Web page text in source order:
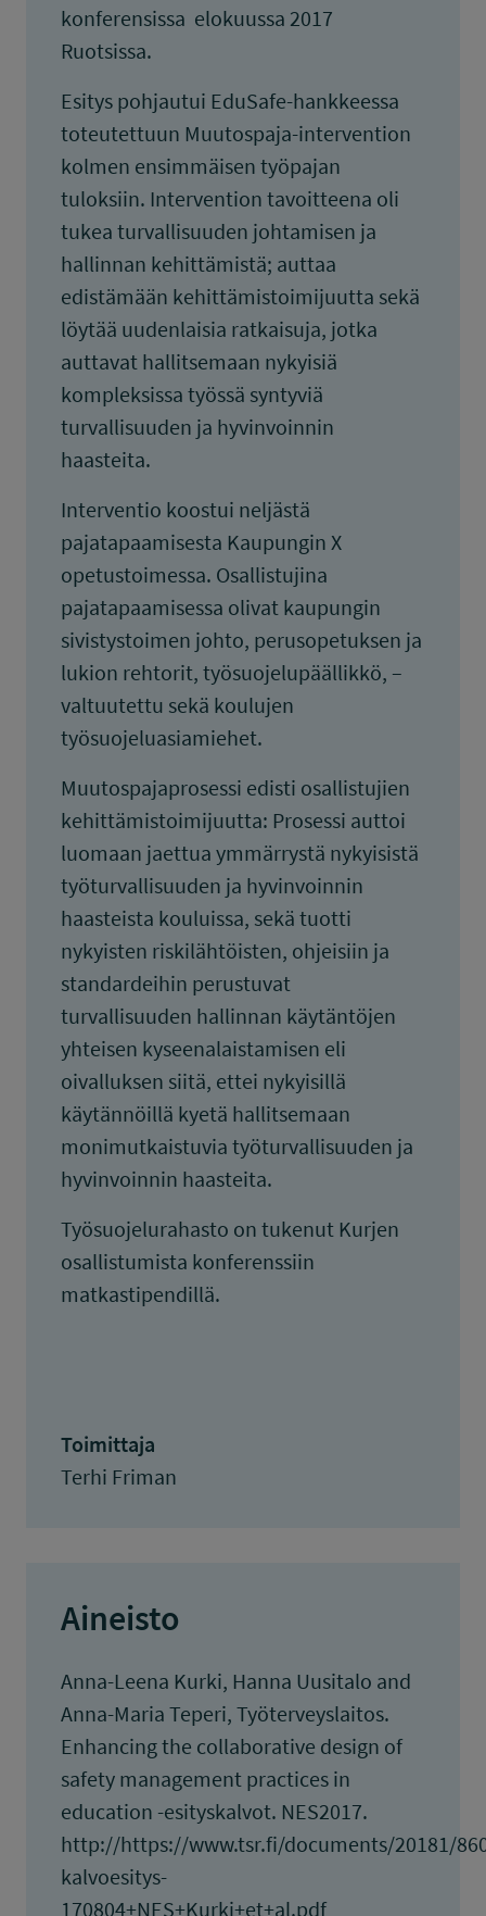
konferensissa elokuussa 2017
Ruotsissa.
Esitys pohjautui EduSafe-hankkeessa
toteutettuun Muutospaja-intervention
kolmen ensimmäisen työpajan
tuloksiin. Intervention tavoitteena oli
tukea turvallisuuden johtamisen ja
hallinnan kehittämistä; auttaa
edistämään kehittämistoimijuutta sekä
löytää uudenlaisia ratkaisuja, jotka
auttavat hallitsemaan nykyisiä
kompleksissa työssä syntyviä
turvallisuuden ja hyvinvoinnin
haasteita.
Interventio koostui neljästä
pajatapaamisesta Kaupungin X
opetustoimessa. Osallistujina
pajatapaamisessa olivat kaupungin
sivistystoimen johto, perusopetuksen ja
lukion rehtorit, työsuojelupäällikkö, –
valtuutettu sekä koulujen
työsuojeluasiamiehet.
Muutospajaprosessi edisti osallistujien
kehittämistoimijuutta: Prosessi auttoi
luomaan jaettua ymmärrystä nykyisistä
työturvallisuuden ja hyvinvoinnin
haasteista kouluissa, sekä tuotti
nykyisten riskilähtöisten, ohjeisiin ja
standardeihin perustuvat
turvallisuuden hallinnan käytäntöjen
yhteisen kyseenalaistamisen eli
oivalluksen siitä, ettei nykyisillä
käytännöillä kyetä hallitsemaan
monimutkaistuvia työturvallisuuden ja
hyvinvoinnin haasteita.
Työsuojelurahasto on tukenut Kurjen
osallistumista konferenssiin
matkastipendillä.
Toimittaja
Terhi Friman
Aineisto
Anna-Leena Kurki, Hanna Uusitalo and
Anna-Maria Teperi, Työterveyslaitos.
Enhancing the collaborative design of
safety management practices in
education -esityskalvot. NES2017.
http://https://www.tsr.fi/documents/20181/
kalvoesitys-
170804+NES+Kurki+et+al.pdf